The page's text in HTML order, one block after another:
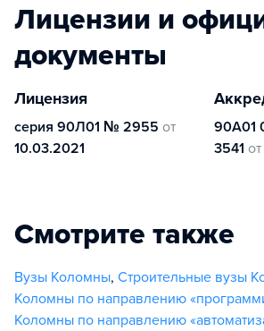
Лицензии и
документы
Лицензия
серия 90Л01 № 2955 от
10.03.2021
90А01
3541 от
Смотрите также
Вузы Коломны, Строительные вузы
Коломны по направлению
Коломны по направлению